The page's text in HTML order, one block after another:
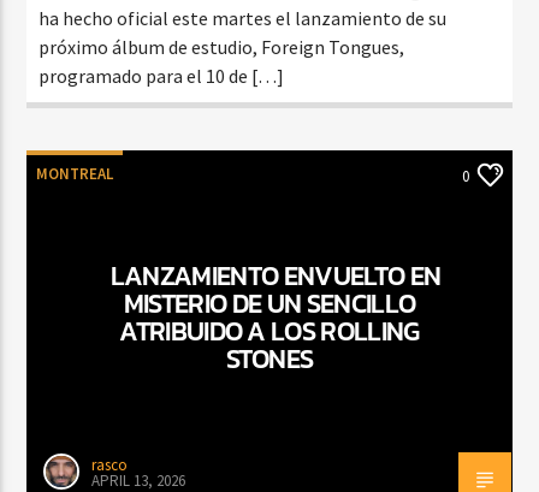
ha hecho oficial este martes el lanzamiento de su
próximo álbum de estudio, Foreign Tongues,
programado para el 10 de […]
MONTREAL 0
LANZAMIENTO ENVUELTO EN
MISTERIO DE UN SENCILLO
ATRIBUIDO A LOS ROLLING
STONES
rasco
APRIL 13, 2026